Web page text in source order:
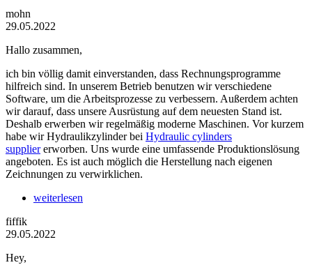
mohn
29.05.2022
Hallo zusammen,
ich bin völlig damit einverstanden, dass Rechnungsprogramme
hilfreich sind. In unserem Betrieb benutzen wir verschiedene
Software, um die Arbeitsprozesse zu verbessern. Außerdem achten
wir darauf, dass unsere Ausrüstung auf dem neuesten Stand ist.
Deshalb erwerben wir regelmäßig moderne Maschinen. Vor kurzem
habe wir Hydraulikzylinder bei Hydraulic cylinders
suppliererworben. Uns wurde eine umfassende Produktionslösung
angeboten. Es ist auch möglich die Herstellung nach eigenen
Zeichnungen zu verwirklichen.
weiterlesen
fiffik
29.05.2022
Hey,